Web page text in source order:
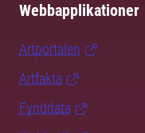
Webbapplikationer
Artportalen
Artfakta
Fynddata